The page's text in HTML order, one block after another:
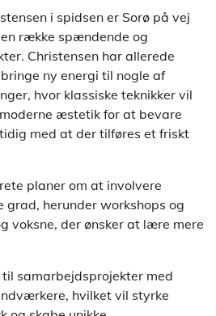
i spidsen er Sorø på vej
række spændende og
Christensen har allerede
ny energi til nogle af
hvor klassiske teknikker vil
æstetik for at bevare
med at der tilføres et friskt
planer om at involvere
grad, herunder workshops og
voksne, der ønsker at lære mere
til samarbejdsprojekter med
hvilket vil styrke